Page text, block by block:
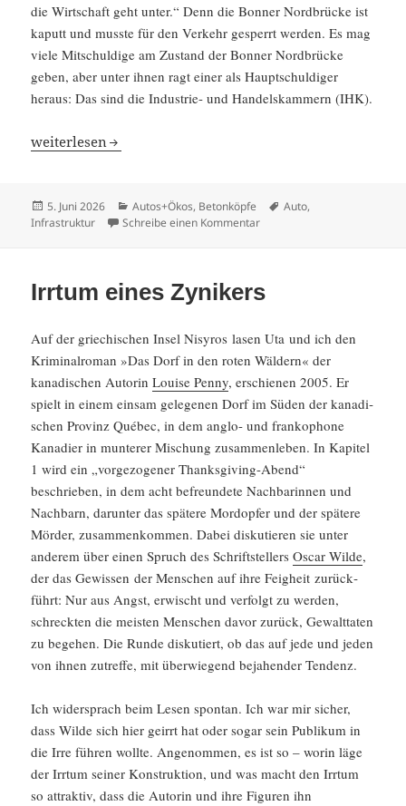
die Wirtschaft geht unter.“ Denn die Bonner Nordbrücke ist
kaputt und musste für den Verkehr gesperrt werden. Es mag
viele Mitschul­dige am Zustand der Bonner Nordbrücke
geben, aber unter ihnen ragt einer als Haupt­schul­diger
heraus: Das sind die Indus­trie- und Handels­kam­mern (IHK).
Wer ist schuld an kaputten Brücken?
weiter­lesen
Veröffentlicht
am
5. Juni 2026 Kategorien
Autos+Ökos, Betonköpfe Schlagwörter
Auto,
Infrastruktur
Schreibe einen Kommentarzu Wer ist schuld an
Irrtum eines Zynikers
Auf der griechi­schen Insel Nisyros lasen Uta und ich den
Krimi­nal­roman »Das Dorf in den roten Wäldern« der
kanadi­schen AutorinLouise Penny, erschienen 2005. Er
spielt in einem einsam gelegenen Dorf im Süden der kanadi­
schen Provinz Québec, in dem anglo- und franko­phone
Kanadier in munterer Mischung zusam­men­leben. In Kapitel
1 wird ein „vorge­zo­gener Thanks­gi­ving-Abend“
beschrieben, in dem acht befreun­dete Nachba­rinnen und
Nachbarn, darunter das spätere Mordopfer und der spätere
Mörder, zusam­men­kommen. Dabei disku­tieren sie unter
anderem über einen Spruch des Schrift­stel­lersOscar Wilde,
der das Gewissen der Menschen auf ihre Feigheit zurück­
führt: Nur aus Angst, erwischt und verfolgt zu werden,
schreckten die meisten Menschen davor zurück, Gewalt­taten
zu begehen. Die Runde disku­tiert, ob das auf jede und jeden
von ihnen zutreffe, mit überwie­gend bejahender Tendenz.
Ich wider­sprach beim Lesen spontan. Ich war mir sicher,
dass Wilde sich hier geirrt hat oder sogar sein Publikum in
die Irre führen wollte. Angenommen, es ist so – worin läge
der Irrtum seiner Konstruk­tion, und was macht den Irrtum
so attraktiv, dass die Autorin und ihre Figuren ihn